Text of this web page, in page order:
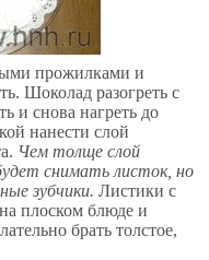
прожилками и
Шоколад разогреть с
и снова нагреть до
нанести слой
Чем толще слой
снимать листок, но
зубчики. Листики с
плоском блюде и
брать толстое,